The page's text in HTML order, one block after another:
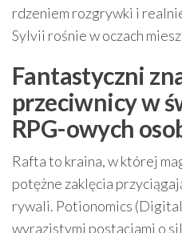
rdzeniem rozgrywki i
Sylvii rośnie w oczach
Fantastyczni
przeciwnicy w
RPG-owych
Rafta to kraina, w której
potężne zaklęcia
rywali. Potionomics
wyrazistymi postaciami o